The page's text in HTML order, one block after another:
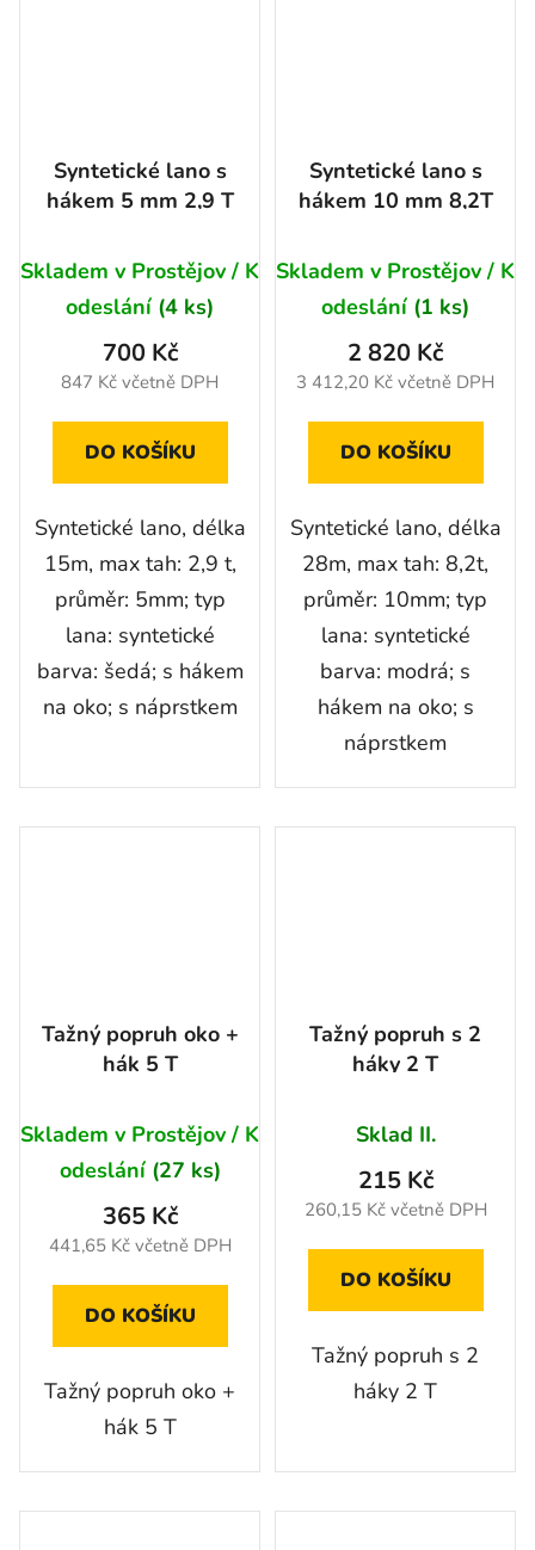
Syntetické lano s
hákem 5 mm 2,9 T
Skladem v Prostějov / K
odeslání (4 ks)
847 Kč včetně DPH
700 Kč
DO KOŠÍKU
Syntetické lano, délka
15m, max tah: 2,9 t,
průměr: 5mm; typ
lana: syntetické
barva: šedá; s hákem
na oko; s náprstkem
Syntetické lano s
hákem 10 mm 8,2T
Skladem v Prostějov / K
odeslání (1 ks)
3 412,20 Kč včetně DPH
2 820 Kč
DO KOŠÍKU
Syntetické lano, délka
28m, max tah: 8,2t,
průměr: 10mm; typ
lana: syntetické
barva: modrá; s
hákem na oko; s
náprstkem
Tažný popruh oko +
hák 5 T
Skladem v Prostějov / K
odeslání (27 ks)
441,65 Kč včetně DPH
365 Kč
DO KOŠÍKU
Tažný popruh oko +
hák 5 T
Tažný popruh s 2
háky 2 T
Sklad II.
260,15 Kč včetně DPH
215 Kč
DO KOŠÍKU
Tažný popruh s 2
háky 2 T